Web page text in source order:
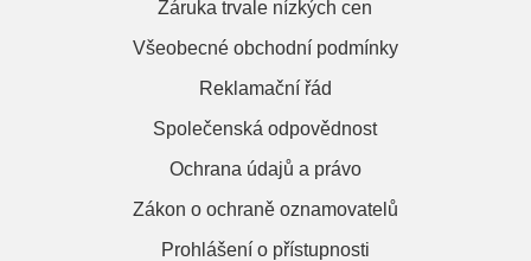
Záruka trvale nízkých cen
Všeobecné obchodní podmínky
Reklamační řád
Společenská odpovědnost
Ochrana údajů a právo
Zákon o ochraně oznamovatelů
Prohlášení o přístupnosti